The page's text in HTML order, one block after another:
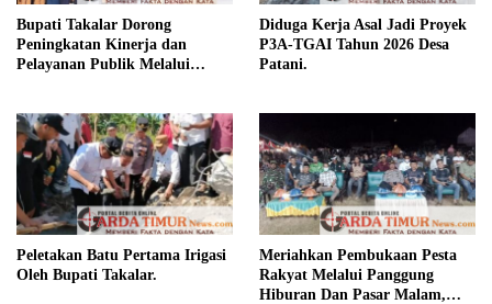
Bupati Takalar Dorong
Peningkatan Kinerja dan
Pelayanan Publik Melalui
Diduga Kerja Asal Jadi Proyek
P3A-TGAI Tahun 2026 Desa
Patani.
Peletakan Batu Pertama Irigasi
Oleh Bupati Takalar.
Meriahkan Pembukaan Pesta
Rakyat Melalui Panggung
Hiburan Dan Pasar Malam,